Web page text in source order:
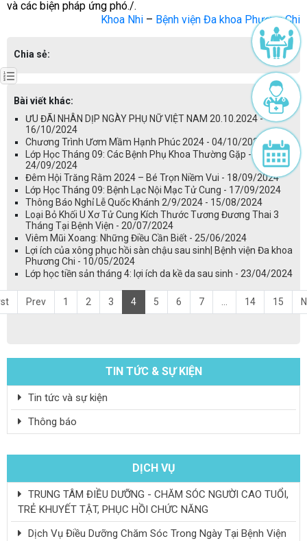
và các biện pháp ứng phó./.
Khoa Nhi – Bệnh viện Đa khoa Phương Chi
Chia sẻ:
Bài viết khác:
ƯU ĐÃI NHÂN DỊP NGÀY PHỤ NỮ VIỆT NAM 20.10.2024 -
16/10/2024
Chương Trình Ươm Mầm Hạnh Phúc 2024 - 04/10/2024
Lớp Học Tháng 09: Các Bệnh Phụ Khoa Thường Gặp -
24/09/2024
Đêm Hội Trăng Rằm 2024 – Bé Trọn Niềm Vui - 18/09/2024
Lớp Học Tháng 09: Bệnh Lạc Nội Mạc Tử Cung - 17/09/2024
Thông Báo Nghỉ Lễ Quốc Khánh 2/9/2024 - 15/08/2024
Loại Bỏ Khối U Xơ Tử Cung Kích Thước Tương Đương Thai 3
Tháng Tại Bệnh Viện - 20/07/2024
Viêm Mũi Xoang: Những Điều Cần Biết - 25/06/2024
Lợi ích của xông phục hồi sàn chậu sau sinh| Bệnh viện Đa khoa
Phương Chi - 10/05/2024
Lớp học tiền sản tháng 4: lợi ích da kề da sau sinh - 23/04/2024
Prev 1 2 3 4 5 6 7 14 15
TIN TỨC & SỰ KIỆN
Tin tức và sự kiện
Thông báo
DỊCH VỤ
TRUNG TÂM ĐIỀU DƯỠNG - CHĂM SÓC NGƯỜI CAO TUỔI,
TRẺ KHUYẾT TẬT, PHỤC HỒI CHỨC NĂNG
Dịch Vụ Điều Dưỡng Chăm Sóc Trong Ngày Tại Bệnh Viện